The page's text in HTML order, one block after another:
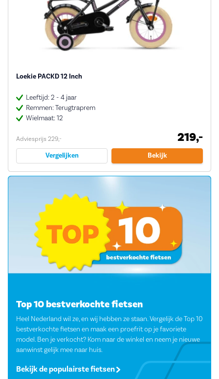
Loekie PACKD 12 Inch
Leeftijd: 2 - 4 jaar
Remmen: Terugtraprem
Wielmaat: 12
Adviesprijs 229,- 219,-
Vergelijken Bekijk
Top 10 bestverkochte fietsen
Heel Nederland wil ze, en wij hebben ze staan. Vergelijk de Top 10
bestverkochte fietsen en maak een proefrit op je favoriete
model. Ben je verkocht? Kom naar de winkel en neem je nieuwe
aanwinst gelijk mee naar huis.
Bekijk de populairste fietsen